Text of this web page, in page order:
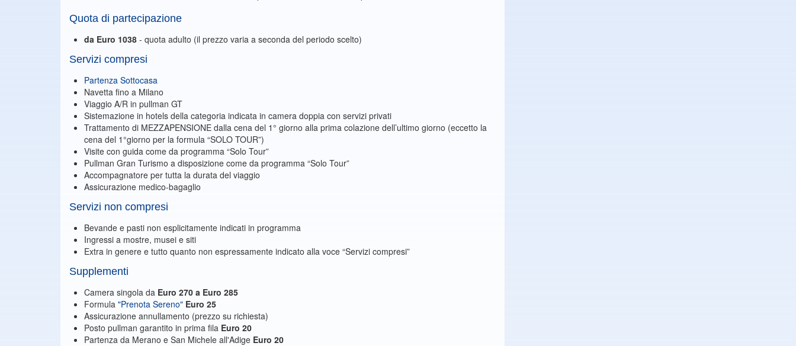
Quota di partecipazione
da Euro 1038 - quota adulto (il prezzo varia a seconda del periodo scelto)
Servizi compresi
Partenza Sottocasa
Navetta fino a Milano
Viaggio A/R in pullman GT
Sistemazione in hotels della categoria indicata in camera doppia con servizi privati
Trattamento di MEZZAPENSIONE dalla cena del 1° giorno alla prima colazione dell’ultimo giorno (eccetto la
cena del 1°giorno per la formula “SOLO TOUR”)
Visite con guida come da programma “Solo Tour”
Pullman Gran Turismo a disposizione come da programma “Solo Tour”
Accompagnatore per tutta la durata del viaggio
Assicurazione medico-bagaglio
Servizi non compresi
Bevande e pasti non esplicitamente indicati in programma
Ingressi a mostre, musei e siti
Extra in genere e tutto quanto non espressamente indicato alla voce “Servizi compresi”
Supplementi
Camera singola da Euro 270 a Euro 285
Formula "Prenota Sereno" Euro 25
Assicurazione annullamento (prezzo su richiesta)
Posto pullman garantito in prima fila Euro 20
Partenza da Merano e San Michele all'Adige Euro 20